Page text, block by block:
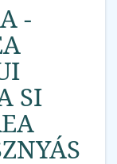
-
SI